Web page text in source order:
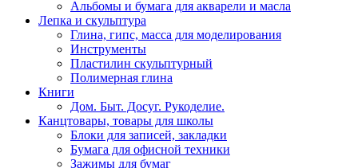
Альбомы и бумага для акварели и масла
Лепка и скульптура
Глина, гипс, масса для моделирования
Инструменты
Пластилин скульптурный
Полимерная глина
Книги
Дом. Быт. Досуг. Рукоделие.
Канцтовары, товары для школы
Блоки для записей, закладки
Бумага для офисной техники
Зажимы для бумаг